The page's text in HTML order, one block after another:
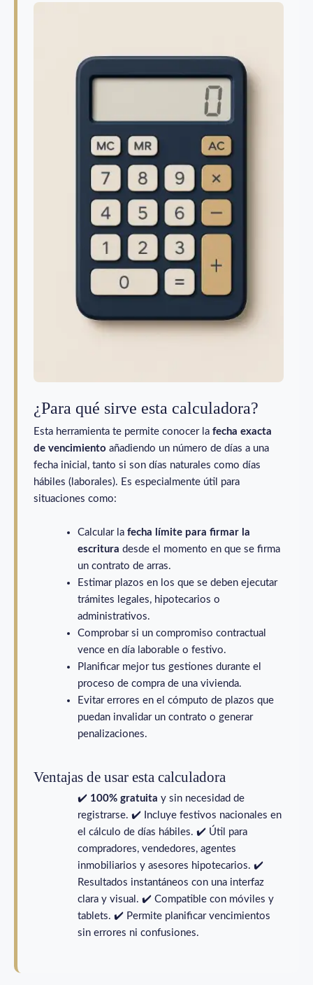
¿Para qué sirve esta calculadora?
Esta herramienta te permite conocer la fecha exacta
de vencimiento añadiendo un número de días a una
fecha inicial, tanto si son días naturales como días
hábiles (laborales). Es especialmente útil para
situaciones como:
Calcular la fecha límite para firmar la
escritura desde el momento en que se firma
un contrato de arras.
Estimar plazos en los que se deben ejecutar
trámites legales, hipotecarios o
administrativos.
Comprobar si un compromiso contractual
vence en día laborable o festivo.
Planificar mejor tus gestiones durante el
proceso de compra de una vivienda.
Evitar errores en el cómputo de plazos que
puedan invalidar un contrato o generar
penalizaciones.
Ventajas de usar esta calculadora
✔️ 100% gratuita y sin necesidad de
registrarse. ✔️ Incluye festivos nacionales en
el cálculo de días hábiles. ✔️ Útil para
compradores, vendedores, agentes
inmobiliarios y asesores hipotecarios. ✔️
Resultados instantáneos con una interfaz
clara y visual. ✔️ Compatible con móviles y
tablets. ✔️ Permite planificar vencimientos
sin errores ni confusiones.